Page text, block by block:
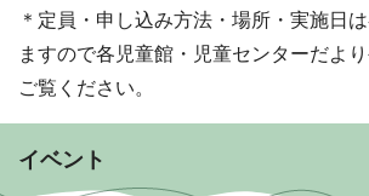
＊定員・申し込み方法・場所・実施日
ますので各児童館・児童センターだよ
ご覧ください。
イベント